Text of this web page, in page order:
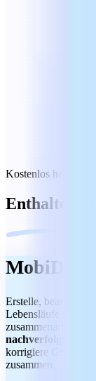
Kostenlos
Enthaltene
MobiDocs
Erstelle, bearbeite
Lebensläufe
nachverfolgen und
korrigiere
zusammen.